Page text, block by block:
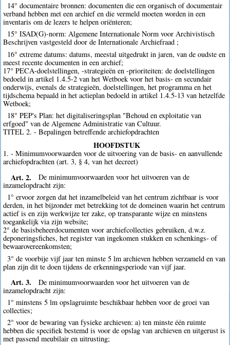
14° documentaire bronnen: documenten die een organisch of documentair
verband hebben met een archief en die vermeld moeten worden in een
inventaris om de lezers te helpen oriënteren;
15° ISAD(G)-norm: Algemene Internationale Norm voor Archivistisch
Beschrijven vastgesteld door de Internationale Archiefraad ;
16° extreme datums: datums, meestal uitgedrukt in jaren, van de oudste en
meest recente documenten in een archief;
17° PECA-doelstellingen, -strategieën en -prioriteiten: de doelstellingen
bedoeld in artikel 1.4.5-2 van het Wetboek voor het basis- en secundair
onderwijs, evenals de strategieën, doelstellingen, het programma en het
tijdschema bepaald in het actieplan bedoeld in artikel 1.4.5-13 van hetzelfde
Wetboek;
18° PEP's Plan: het digitaliseringsplan "Behoud en exploitatie van
erfgoed" van de Algemene Administratie van Cultuur.
TITEL 2. - Bepalingen betreffende archiefopdrachten
HOOFDSTUK
1. - Minimumvoorwaarden voor de uitvoering van de basis- en aanvullende
archiefopdrachten (art. 3, § 4, van het decreet)
Art. 2.
De minimumvoorwaarden voor het uitvoeren van de
inzamelopdracht zijn:
1° ervoor zorgen dat het inzamelbeleid van het centrum zichtbaar is voor
derden, in het bijzonder met betrekking tot de domeinen waarin het centrum
actief is en zijn werkwijze ter zake, op transparante wijze en minstens
toegankelijk via zijn website;
2° de basisbeheerdocumenten voor archiefcollecties gebruiken, d.w.z.
deponeringsfiches, het register van ingekomen stukken en schenkings- of
bewaarovereenkomsten;
3° de voorbije vijf jaar ten minste 5 lm archieven hebben verzameld en van
plan zijn dit te doen tijdens de erkenningsperiode van vijf jaar.
Art. 3.
De minimumvoorwaarden voor het uitvoeren van de
inzamelopdracht zijn:
1° minstens 5 lm opslagruimte beschikbaar hebben voor de groei van
collecties;
2° voor de bewaring van fysieke archieven: a) ten minste één ruimte
hebben die specifiek bestemd is voor de opslag van archieven en uitgerust is
met passend meubilair en uitrusting;